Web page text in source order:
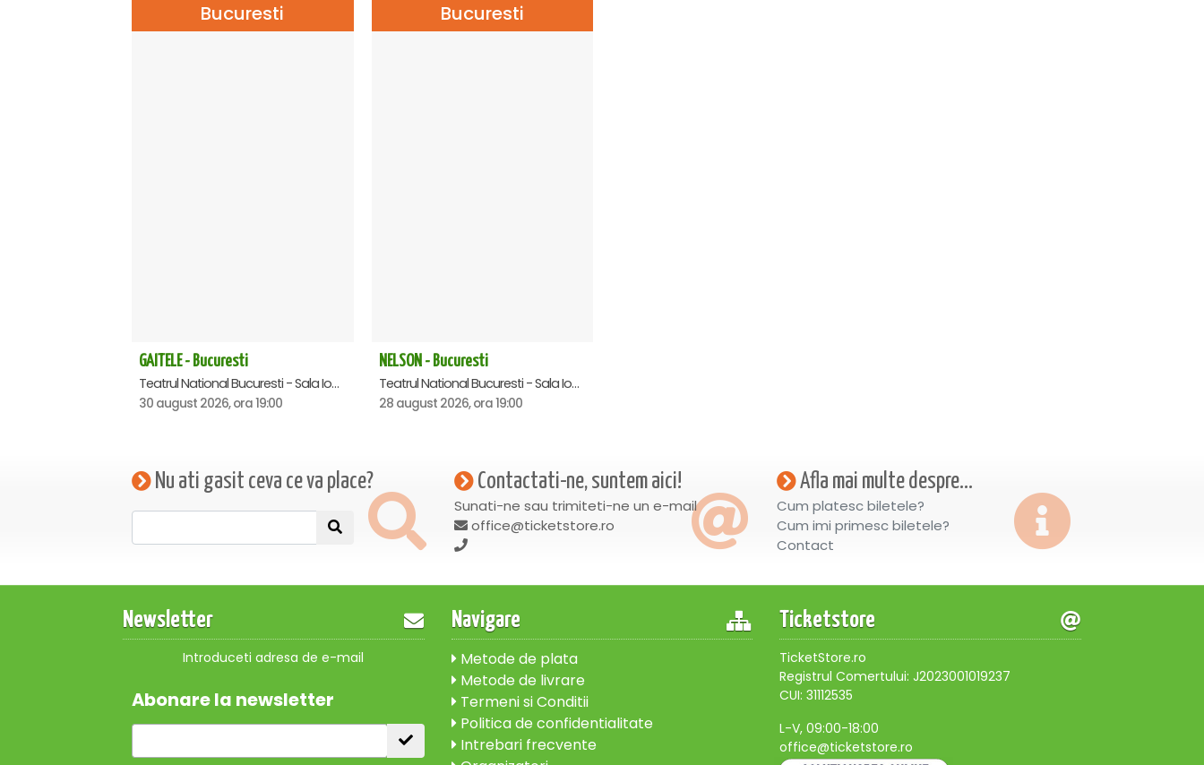
Bucuresti
GAITELE - Bucuresti
Teatrul National Bucuresti - Sala Ion Caramitru, Bucuresti
30 august 2026, ora 19:00
Bucuresti
NELSON - Bucuresti
Teatrul National Bucuresti - Sala Ion Caramitru, Bucuresti
28 august 2026, ora 19:00
Nu ati gasit ceva ce va place? Contactati-ne, suntem aici!
Sunati-ne sau trimiteti-ne un e-mail
office@ticketstore.ro
Afla mai multe despre...
Cum platesc biletele?
Cum imi primesc biletele?
Contact
Newsletter
Introduceti adresa de e-mail
Abonare la newsletter
Navigare
Metode de plata
Metode de livrare
Termeni si Conditii
Politica de confidentialitate
Intrebari frecvente
Ticketstore
TicketStore.ro
Registrul Comertului: J2023001019237
CUI: 31112535
L-V, 09:00-18:00
office@ticketstore.ro